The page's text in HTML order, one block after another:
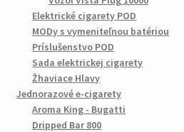
Elektrické cigarety POD
MODy s vymeniteľnou batériou
Príslušenstvo POD
Sada elektrickej cigarety
Žhaviace Hlavy
Jednorazové e-cigarety
Aroma King - Bugatti
Dripped Bar 800